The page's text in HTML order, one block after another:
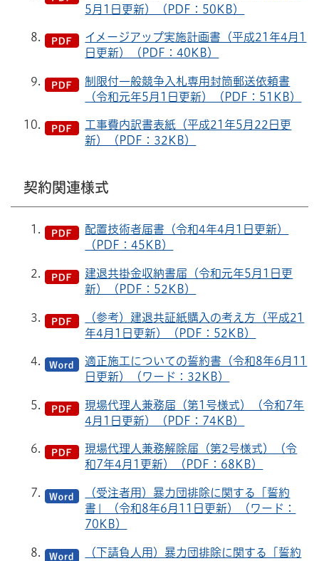
5月1日更新）（PDF：50KB）
イメージアップ実施計画書（平成21年4月1
日更新）（PDF：40KB）
制限付一般競争入札専用封筒郵送依頼書
（令和元年5月1日更新）（PDF：51KB）
工事費内訳書表紙（平成21年5月22日更
新）（PDF：32KB）
契約関連様式
配置技術者届書（令和4年4月1日更新）
（PDF：45KB）
建退共掛金収納書届（令和元年5月1日更
新）（PDF：52KB）
（参考）建退共証紙購入の考え方（平成21
年4月1日更新）（PDF：52KB）
適正施工についての誓約書（令和8年6月11
日更新）（ワード：32KB）
現場代理人兼務届（第1号様式）（令和7年
4月1日更新）（PDF：74KB）
現場代理人兼務解除届（第2号様式）（令
和7年4月1更新）（PDF：68KB）
（受注者用）暴力団排除に関する「誓約
書」（令和8年6月11日更新）（ワード：
70KB）
（下請負人用）暴力団排除に関する「誓約